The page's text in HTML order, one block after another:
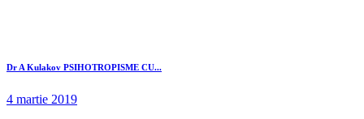
Dr A Kulakov PSIHOTROPISME CU...
4 martie 2019